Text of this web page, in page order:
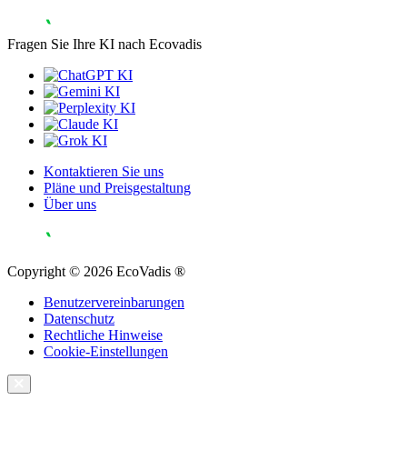
Fragen Sie Ihre KI nach Ecovadis
Kontaktieren Sie uns
Pläne und Preisgestaltung
Über uns
Copyright © 2026 EcoVadis ®
Benutzervereinbarungen
Datenschutz
Rechtliche Hinweise
Cookie-Einstellungen